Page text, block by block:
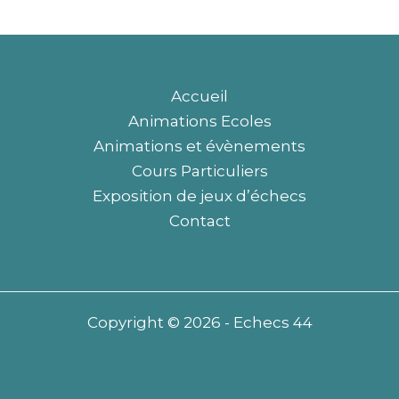
Accueil
Animations Ecoles
Animations et évènements
Cours Particuliers
Exposition de jeux d’échecs
Contact
Copyright © 2026 - Echecs 44